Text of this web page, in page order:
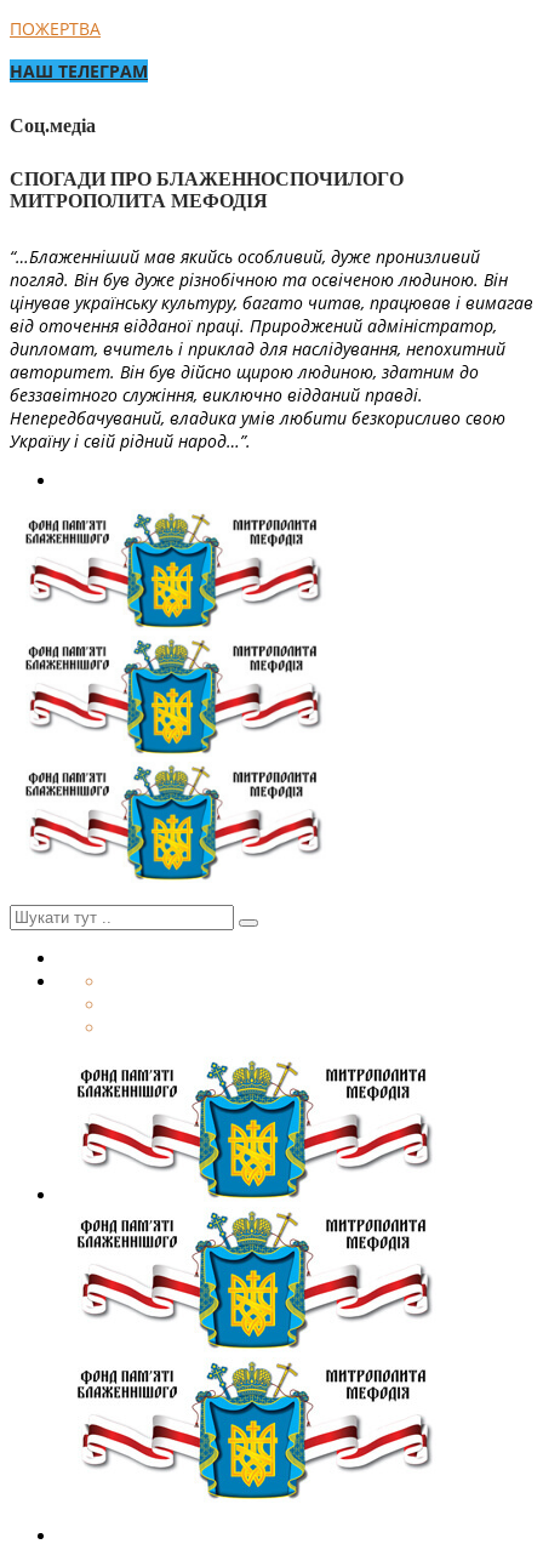
ПОЖЕРТВА
НАШ ТЕЛЕГРАМ
Соц.медіа
СПОГАДИ ПРО БЛАЖЕННОСПОЧИЛОГО
МИТРОПОЛИТА МЕФОДІЯ
“…Блаженніший мав якийсь особливий, дуже пронизливий
погляд. Він був дуже різнобічною та освіченою людиною. Він
цінував українську культуру, багато читав, працював і вимагав
від оточення відданої праці. Природжений адміністратор,
дипломат, вчитель і приклад для наслідування, непохитний
авторитет. Він був дійсно щирою людиною, здатним до
беззавітного служіння, виключно відданий правді.
Непередбачуваний, владика умів любити безкорисливо свою
Україну і свій рідний народ…”.